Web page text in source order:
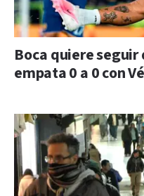
Boca quiere seguir
empata 0 a 0 con